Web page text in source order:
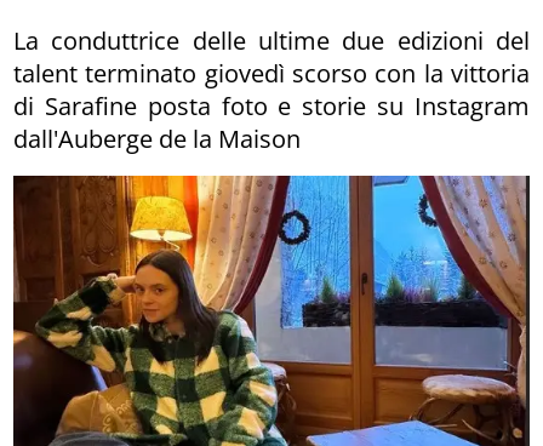
La conduttrice delle ultime due edizioni del
talent terminato giovedì scorso con la vittoria
di Sarafine posta foto e storie su Instagram
dall'Auberge de la Maison